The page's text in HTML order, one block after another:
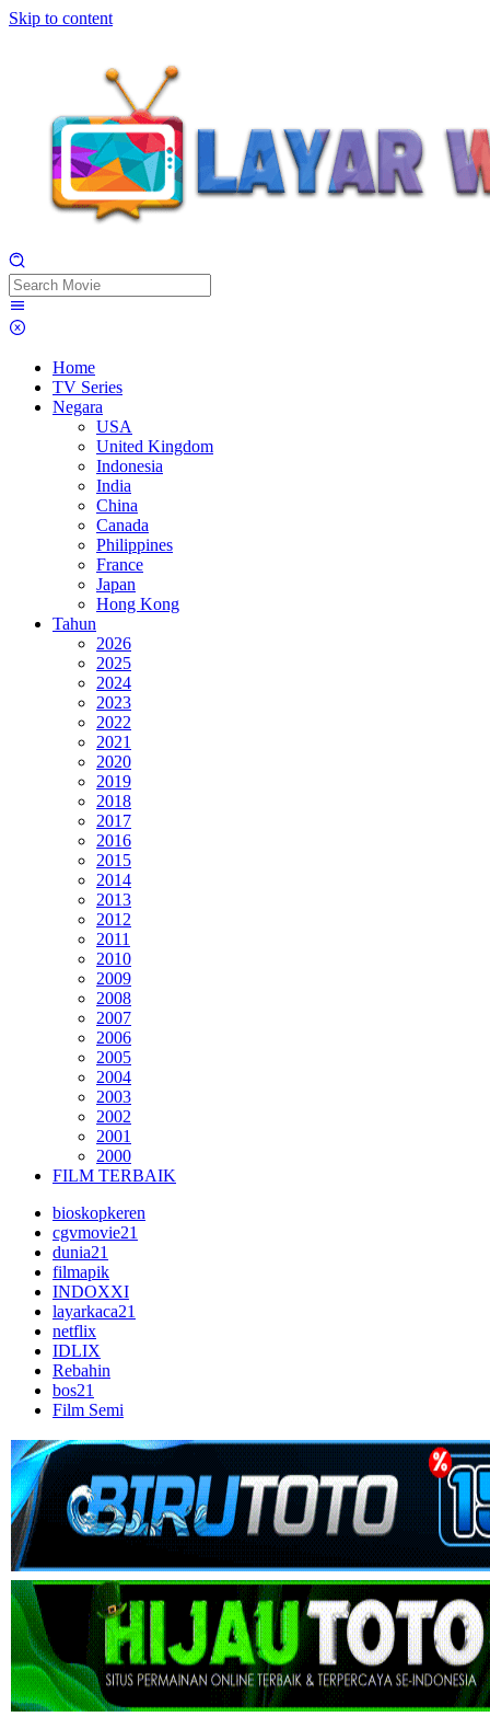
Skip to content
Home
TV Series
Negara
USA
United Kingdom
Indonesia
India
China
Canada
Philippines
France
Japan
Hong Kong
Tahun
2026
2025
2024
2023
2022
2021
2020
2019
2018
2017
2016
2015
2014
2013
2012
2011
2010
2009
2008
2007
2006
2005
2004
2003
2002
2001
2000
FILM TERBAIK
bioskopkeren
cgvmovie21
dunia21
filmapik
INDOXXI
layarkaca21
netflix
IDLIX
Rebahin
bos21
Film Semi